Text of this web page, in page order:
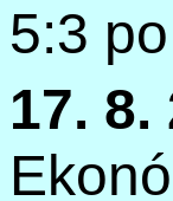
5:3
17. 8.